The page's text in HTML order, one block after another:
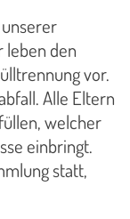
leben den
vor.
Alle Eltern
welcher
einbringt.
statt,